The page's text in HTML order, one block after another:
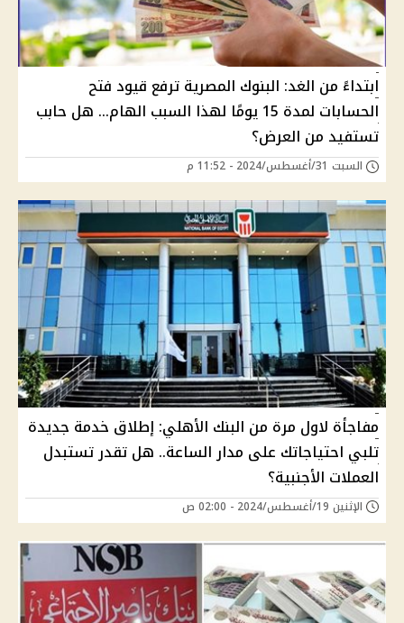
ابتداءً من الغد: البنوك المصرية ترفع قيود فتح
الحسابات لمدة 15 يومًا لهذا السبب الهام… هل حابب
تستفيد من العرض؟
السبت 31/أغسطس/2024 - 11:52 م
مفاجأة لاول مرة من البنك الأهلي: إطلاق خدمة جديدة
تلبي احتياجاتك على مدار الساعة.. هل تقدر تستبدل
العملات الأجنبية؟
الإثنين 19/أغسطس/2024 - 02:00 ص